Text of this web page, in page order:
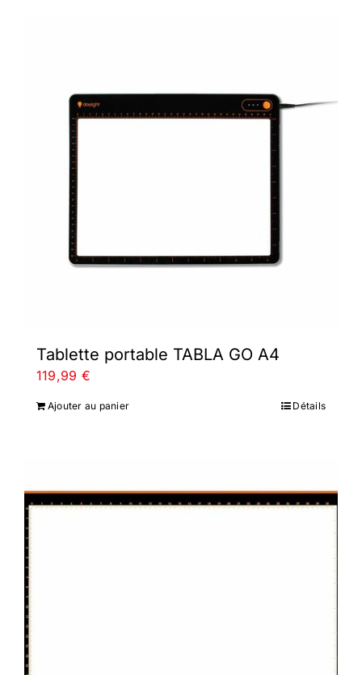
Tablette portable TABLA GO A4
119,99 €
Ajouter au panier Détails